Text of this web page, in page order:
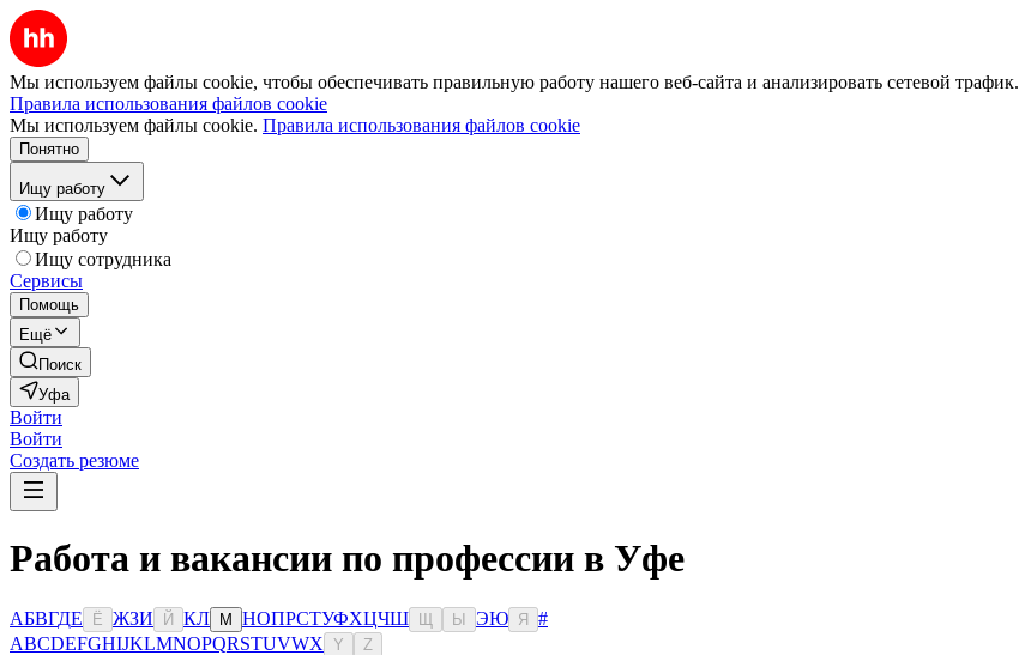
Мы используем файлы cookie, чтобы обеспечивать правильную работу нашего веб-сайта и анализировать сетевой трафик.
Правила использования файлов cookie
Мы используем файлы cookie. Правила использования файлов cookie
Понятно
Ищу работу
Ищу работу
Ищу работу
Ищу сотрудника
Сервисы
Помощь
Ещё
Поиск
Уфа
Войти
Войти
Создать резюме
Работа и вакансии по профессии в Уфе
АБВГДЕ Ё ЖЗИ Й КЛ М НОПРСТУФХЦЧШ Ы ЭЮ Я
#
ABCDEFGHIJKLMNOPQRSTUVWX Y Z